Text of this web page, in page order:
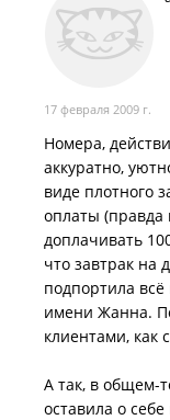
17 февраля 2009 г.
Номера,
аккуратно,
виде плотного
оплаты (правда
доплачивать
что завтрак на
подпортила
имени Жанна.
клиентами, как
А так, в общем-
оставила о